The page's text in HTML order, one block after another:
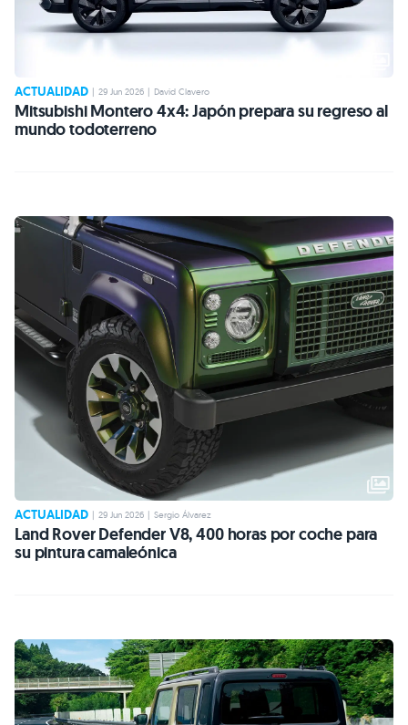
ACTUALIDAD | 29 Jun 2026 | David Clavero
Mitsubishi Montero 4x4: Japón prepara su regreso al
mundo todoterreno
ACTUALIDAD | 29 Jun 2026 | Sergio Álvarez
Land Rover Defender V8, 400 horas por coche para
su pintura camaleónica